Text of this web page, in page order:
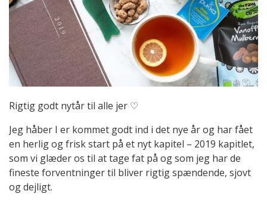
Rigtig godt nytår til alle jer ♡
Jeg håber I er kommet godt ind i det nye år og har fået
en herlig og frisk start på et nyt kapitel – 2019 kapitlet,
som vi glæder os til at tage fat på og som jeg har de
fineste forventninger til bliver rigtig spændende, sjovt
og dejligt.